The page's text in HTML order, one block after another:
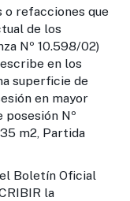
refacciones que
de los
Nº 10.598/02)
en los
superficie de
en mayor
Nº
m2, Partida
Boletín Oficial
la